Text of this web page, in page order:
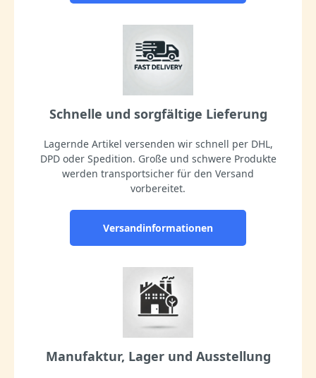
Schnelle und sorgfältige Lieferung
Lagernde Artikel versenden wir schnell per DHL,
DPD oder Spedition. Große und schwere Produkte
werden transportsicher für den Versand
vorbereitet.
Versandinformationen
Manufaktur, Lager und Ausstellung